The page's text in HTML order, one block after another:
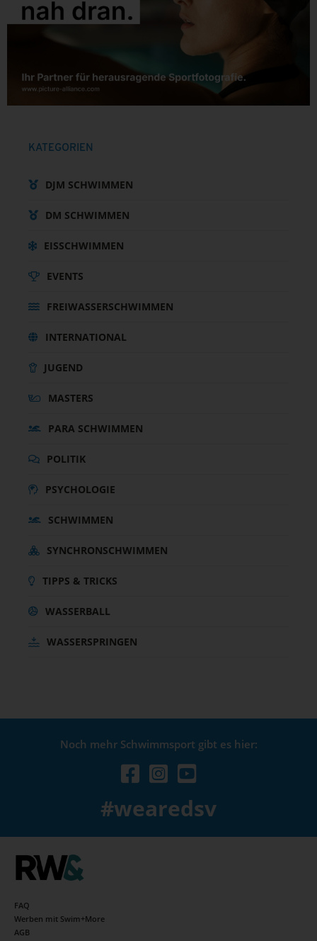
KATEGORIEN
DJM SCHWIMMEN
DM SCHWIMMEN
EISSCHWIMMEN
EVENTS
FREIWASSERSCHWIMMEN
INTERNATIONAL
JUGEND
MASTERS
PARA SCHWIMMEN
POLITIK
PSYCHOLOGIE
SCHWIMMEN
SYNCHRONSCHWIMMEN
TIPPS & TRICKS
WASSERBALL
WASSERSPRINGEN
Noch mehr Schwimmsport gibt es hier:
#wearedsv
FAQ
Werben mit Swim+More
AGB